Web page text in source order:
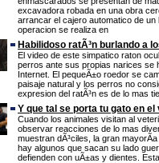
excavadora robada en una obra
arrancar el cajero automatico de un
operacion se realiza en
Habilidoso ratÃ³n burlando a
El video de este simpatico raton
perros ante sus propias narices se
Internet. El pequeÃ±o roedor se
paisaje natural y los perros no
expresion del ratÃ³n es de lo mas
Y que tal se porta tu gato en
Cuando los animales visitan al
observar reacciones de lo mas
muestran dÃ³ciles, la gran
hay algunos que sacan su lado
defienden con uÃ±as y dientes.